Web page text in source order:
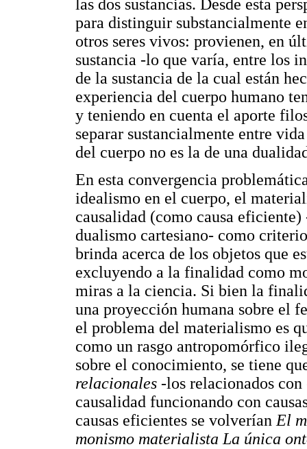
las dos sustancias. Desde esta
para distinguir substancialmente
otros seres vivos: provienen, en
sustancia -lo que varía, entre los
de la sustancia de la cual están
experiencia del cuerpo humano
y teniendo en cuenta el aporte
separar sustancialmente entre
del cuerpo no es la de una
En esta convergencia
idealismo en el cuerpo, el
causalidad (como causa
dualismo cartesiano- como
brinda acerca de los objetos que
excluyendo a la finalidad como
miras a la ciencia. Si bien la
una proyección humana sobre el
el problema del materialismo es
como un rasgo antropomórfico
sobre el conocimiento, se tiene
relacionales -los relacionados
causalidad funcionando con
causas eficientes se volverían El
monismo materialista La única